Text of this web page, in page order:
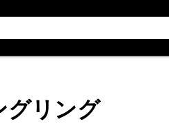
グリング